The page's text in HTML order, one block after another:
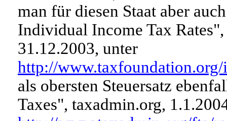
man für diesen Staat aber
Individual Income Tax
31.12.2003, unter
http://
als obersten Steuersatz
Taxes", taxadmin.org,